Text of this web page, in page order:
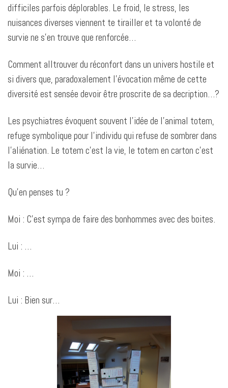
difficiles parfois déplorables. Le froid, le stress, les
nuisances diverses viennent te tirailler et ta volonté de
survie ne s’en trouve que renforcée…
Comment alltrouver du réconfort dans un univers hostile et
si divers que, paradoxalement l’évocation même de cette
diversité est sensée devoir être proscrite de sa decription…?
Les psychiatres évoquent souvent l’idée de l’animal totem,
refuge symbolique pour l’individu qui refuse de sombrer dans
l’aliénation. Le totem c’est la vie, le totem en carton c’est
la survie…
Qu’en penses tu ?
Moi : C’est sympa de faire des bonhommes avec des boites.
Lui : …
Moi : …
Lui : Bien sur…